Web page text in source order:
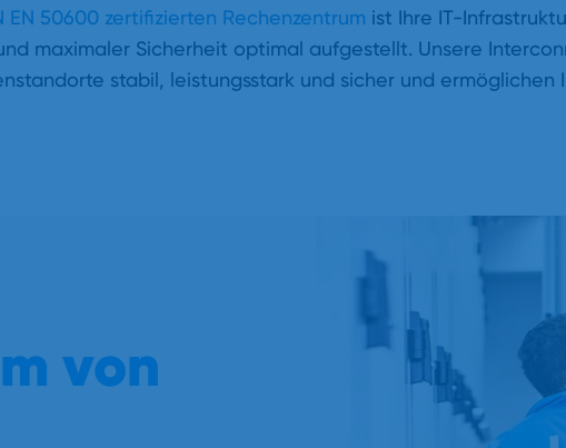
EN 50600 zertifizierten Rechenzentrum ist Ihre IT-
maximaler Sicherheit optimal aufgestellt. Unsere
stabil, leistungsstark und sicher und ermöglichen
von